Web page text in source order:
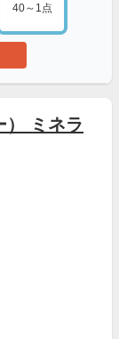
40～1点
） ミネラ